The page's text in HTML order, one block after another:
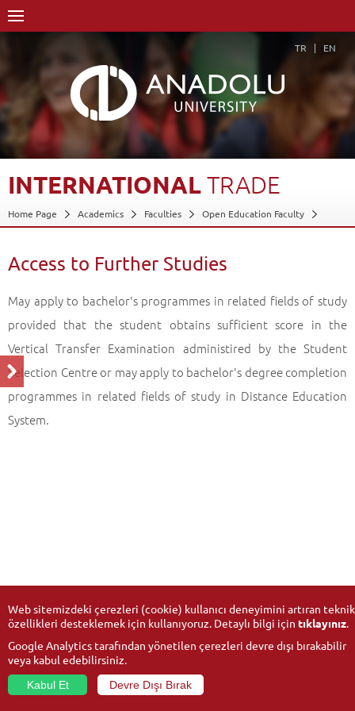
TR EN
INTERNATIONALTRADE
Home Page Academics Faculties
Open Education Faculty
Access to Further Studies
May apply to bachelor's programmes in related fields of study
provided that the student obtains sufficient score in the
Vertical Transfer Examination administired by the Student
Selection Centre or may apply to bachelor's degree completion
programmes in related fields of study in Distance Education
System.
Web sitemizdeki çerezleri (cookie) kullanıcı deneyimini artıran teknik
özellikleri desteklemek için kullanıyoruz. Detaylı bilgi için tıklayınız.
Google Analytics tarafından yönetilen çerezleri devre dışı bırakabilir
veya kabul edebilirsiniz.
Kabul Et
Devre Dışı Bırak
© 2026Anadolu University- All rights reserved.